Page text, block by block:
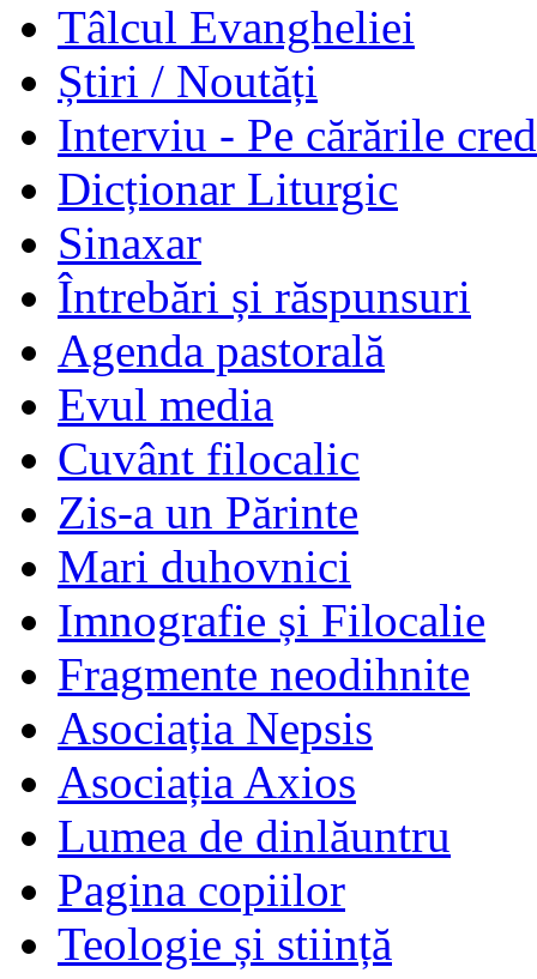
Tâlcul Evangheliei
Știri / Noutăți
Interviu - Pe cărările
Dicționar Liturgic
Sinaxar
Întrebări și răspunsuri
Agenda pastorală
Evul media
Cuvânt filocalic
Zis-a un Părinte
Mari duhovnici
Imnografie și Filocalie
Fragmente neodihnite
Asociația Nepsis
Asociația Axios
Lumea de dinlăuntru
Pagina copiilor
Teologie și stiință